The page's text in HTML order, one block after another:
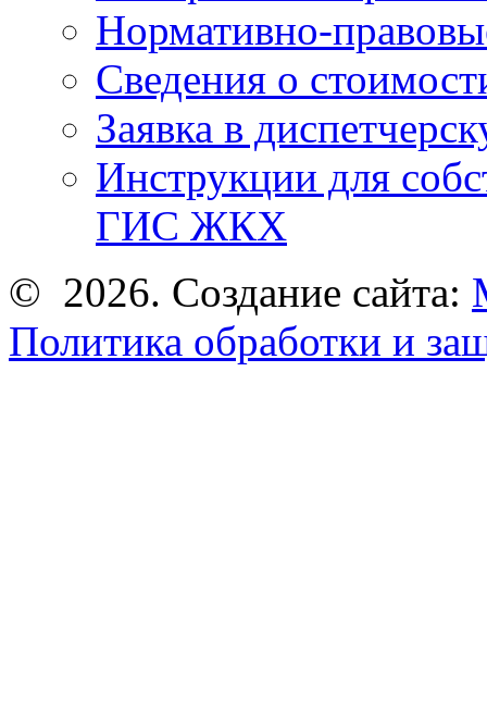
Нормативно-
Сведения о
Заявка в
Инструкции для
ГИС ЖКХ
© 2026. Создание сайта:
Политика обработки и